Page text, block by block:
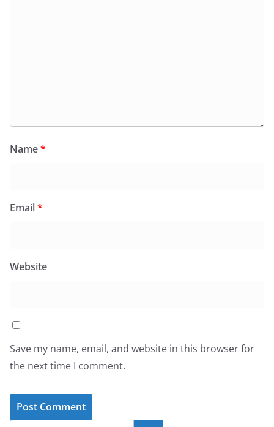
Name*
Email*
Website
Save my name, email, and website in this browser for
the next time I comment.